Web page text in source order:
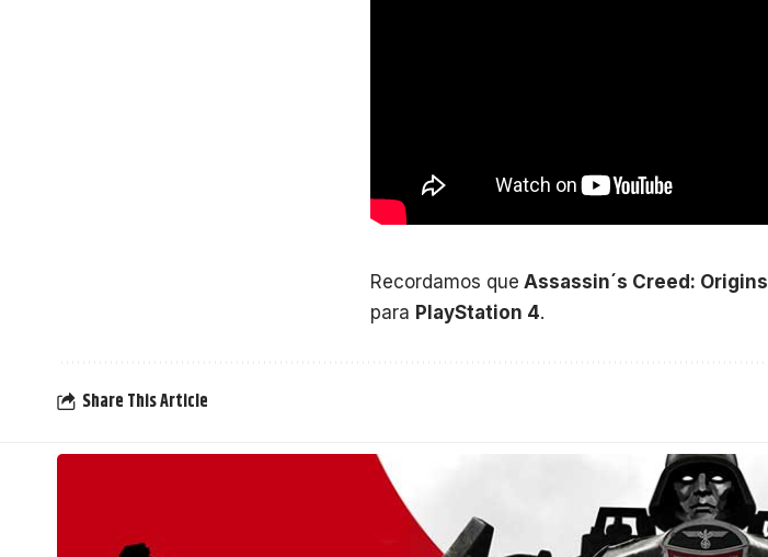
Recordamos que Assassin´s Creed: Origins
para PlayStation 4.
Share This Article